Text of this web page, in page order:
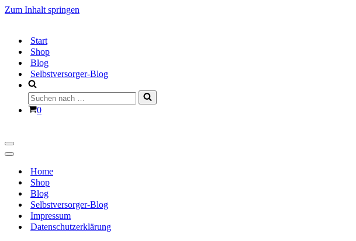
Zum Inhalt springen
Start
Shop
Blog
Selbstversorger-Blog
Suchen
nach …
Warenkorb
0
Navigationsmenü
Navigationsmenü
Home
Shop
Blog
Selbstversorger-Blog
Impressum
Datenschutzerklärung